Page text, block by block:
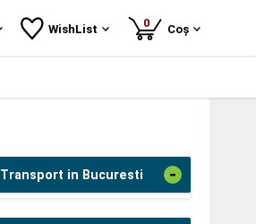
WishList 0produse
Coș
Transport in Bucuresti -